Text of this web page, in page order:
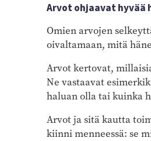
Arvot ohjaavat hyvää
Omien arvojen
oivaltamaan, mitä
Arvot kertovat,
Ne vastaavat
haluan olla tai kuinka
Arvot ja sitä kautta
kiinni menneessä: se